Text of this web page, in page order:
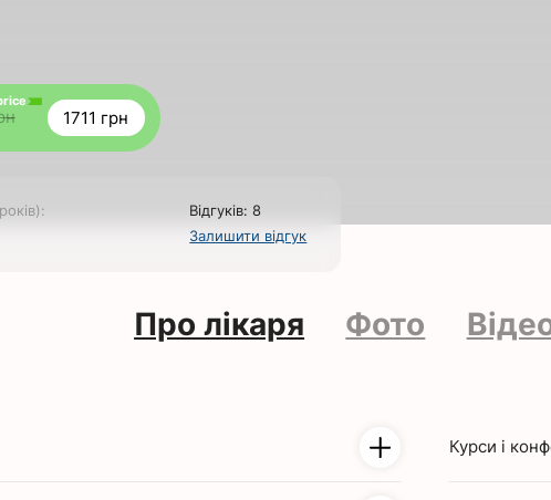
1711 грн
Відгуків: 8
Залишити відгук
Про лікаря Фото
Курси і